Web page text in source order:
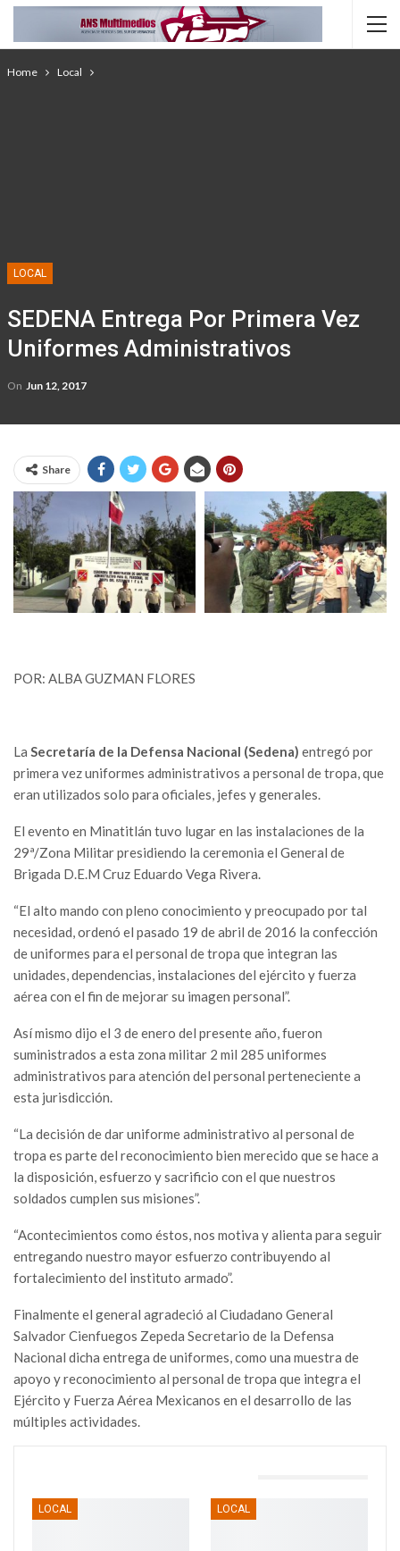
Home Local
LOCAL
SEDENA Entrega Por Primera Vez
Uniformes Administrativos
On Jun 12, 2017
Share
POR: ALBA GUZMAN FLORES
La Secretaría de la Defensa Nacional (Sedena) entregó por
primera vez uniformes administrativos a personal de tropa, que
eran utilizados solo para oficiales, jefes y generales.
El evento en Minatitlán tuvo lugar en las instalaciones de la
29ª/Zona Militar presidiendo la ceremonia el General de
Brigada D.E.M Cruz Eduardo Vega Rivera.
“El alto mando con pleno conocimiento y preocupado por tal
necesidad, ordenó el pasado 19 de abril de 2016 la confección
de uniformes para el personal de tropa que integran las
unidades, dependencias, instalaciones del ejército y fuerza
aérea con el fin de mejorar su imagen personal”.
Así mismo dijo el 3 de enero del presente año, fueron
suministrados a esta zona militar 2 mil 285 uniformes
administrativos para atención del personal perteneciente a
esta jurisdicción.
“La decisión de dar uniforme administrativo al personal de
tropa es parte del reconocimiento bien merecido que se hace a
la disposición, esfuerzo y sacrificio con el que nuestros
soldados cumplen sus misiones”.
“Acontecimientos como éstos, nos motiva y alienta para seguir
entregando nuestro mayor esfuerzo contribuyendo al
fortalecimiento del instituto armado”.
Finalmente el general agradeció al Ciudadano General
Salvador Cienfuegos Zepeda Secretario de la Defensa
Nacional dicha entrega de uniformes, como una muestra de
apoyo y reconocimiento al personal de tropa que integra el
Ejército y Fuerza Aérea Mexicanos en el desarrollo de las
múltiples actividades.
LOCAL LOCAL